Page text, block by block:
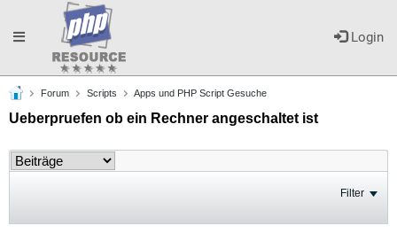
Login
Toggle
navigation
Forum Scripts Apps und PHP Script Gesuche
Ueberpruefen ob ein Rechner angeschaltet ist
Filter